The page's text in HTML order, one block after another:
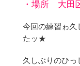
・場所 大田
今回の練習ゎ久
たッ★
久しぶりのひっ